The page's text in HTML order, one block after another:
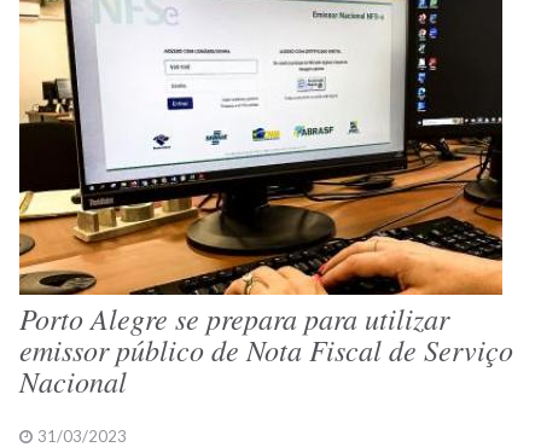
Porto Alegre se prepara para utilizar
emissor público de Nota Fiscal de Serviço
Nacional
31/03/2023